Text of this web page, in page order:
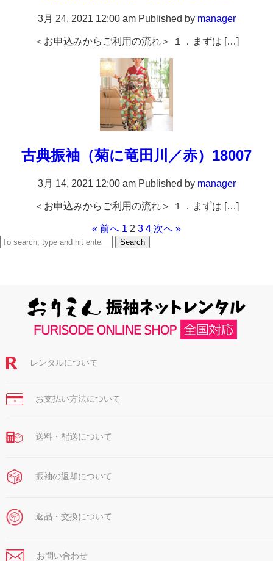
3月 24, 2021 12:00 am Published by manager
＜お申込みからご利用の流れ＞ １．まずは […]
古典振袖（菊に竜田川／赤）18007
3月 14, 2021 12:00 am Published by manager
＜お申込みからご利用の流れ＞ １．まずは […]
« 前へ 1 2 3 4 次へ »
Search
レンタルについて
￥ お支払い方法について
送料・配送について
振袖の返却について
返品・交換について
お問い合わせ